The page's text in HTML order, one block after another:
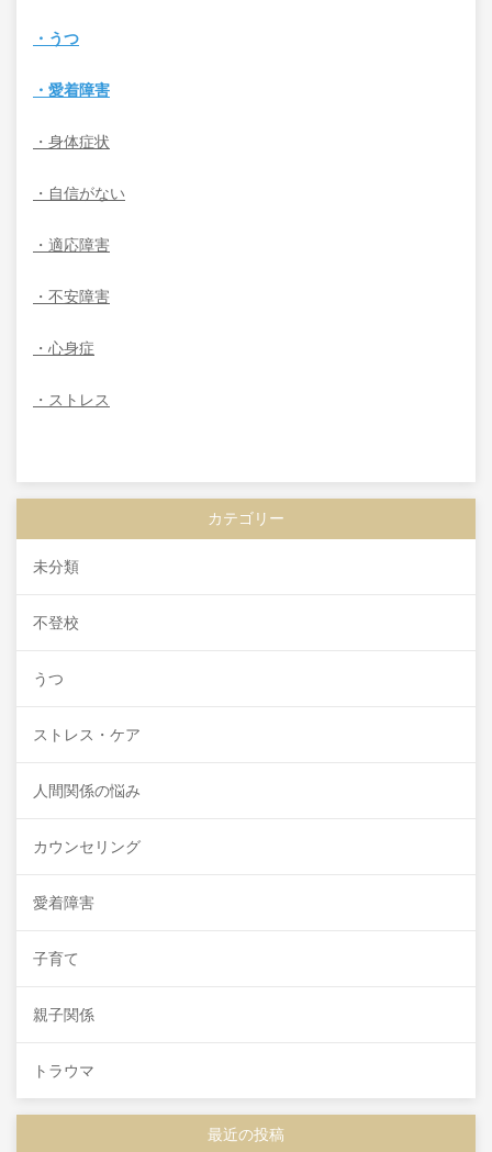
・うつ
・愛着障害
・身体症状
・自信がない
・適応障害
・不安障害
・心身症
・ストレス
カテゴリー
未分類
不登校
うつ
ストレス・ケア
人間関係の悩み
カウンセリング
愛着障害
子育て
親子関係
トラウマ
最近の投稿